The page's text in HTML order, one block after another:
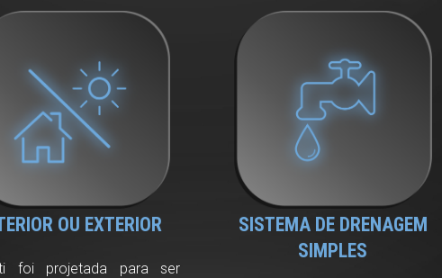
OU EXTERIOR
foi projetada para ser
SISTEMA DE DRENAGEM
SIMPLES